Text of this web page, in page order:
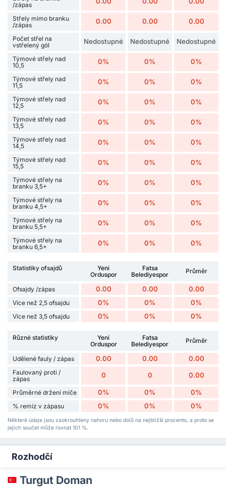
/zápas
Střely mimo branku
/zápas
0.00 0.00 0.00
Počet střel na
vstřelený gól
Nedostupné Nedostupné Nedostupné
Týmové střely nad
10,5
0% 0% 0%
Týmové střely nad
11,5
0% 0% 0%
Týmové střely nad
12,5
0% 0% 0%
Týmové střely nad
13,5
0% 0% 0%
Týmové střely nad
14,5
0% 0% 0%
Týmové střely nad
15,5
0% 0% 0%
Týmové střely na
branku 3,5+
0% 0% 0%
Týmové střely na
branku 4,5+
0% 0% 0%
Týmové střely na
branku 5,5+
0% 0% 0%
Týmové střely na
branku 6,5+
0% 0% 0%
Statistiky ofsajdů
Yeni
Orduspor
Fatsa
Belediyespor
Průměr
Ofsajdy /zápas 0.00 0.00 0.00
Více než 2,5 ofsajdu 0% 0% 0%
Více než 3,5 ofsajdu 0% 0% 0%
Různé statistiky
Yeni
Orduspor
Fatsa
Belediyespor
Průměr
Udělené fauly / zápas 0.00 0.00 0.00
Faulovaný proti /
zápas
0 0 0.00
Průměrné držení míče 0% 0% 0%
% remíz v zápasu 0% 0% 0%
Některé údaje jsou zaokrouhleny nahoru nebo dolů na nejbližší procento, a proto se
jejich součet může rovnat 101 %.
Rozhodčí
Turgut Doman